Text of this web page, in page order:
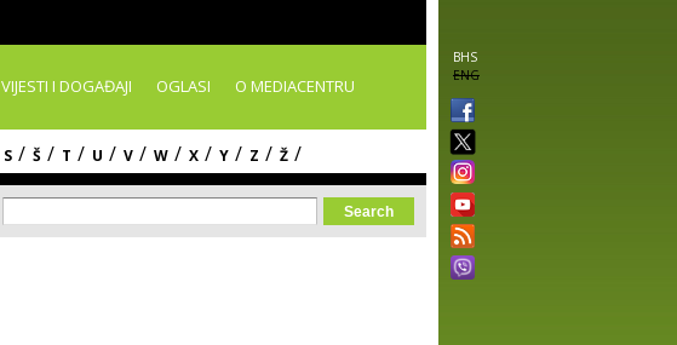
BHS
ENG
VIJESTI I DOGAĐAJI OGLASI O MEDIACENTRU
S / Š / T / U / V / W / X / Y / Z / Ž /
Search form
Search